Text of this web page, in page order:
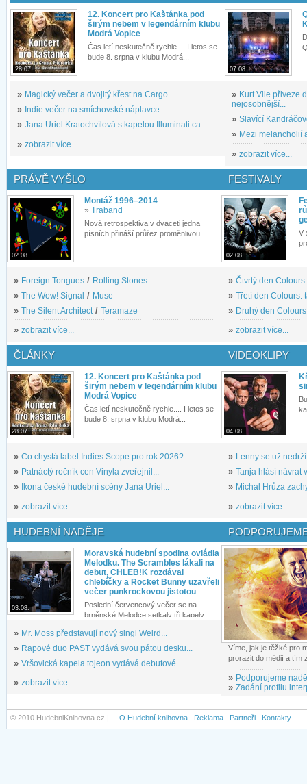
28.07.
12. Koncert pro Kaštánka pod
širým nebem v legendárním klubu
Modrá Vopice
Čas letí neskutečně rychle.... I letos se
bude 8. srpna v klubu Modrá...
» Magický večer a dvojitý křest na Cargo...
» Indie večer na smíchovské náplavce
» Jana Uriel Kratochvílová s kapelou Illuminati.ca...
» zobrazit více...
07.08.
» Kurt Vile přiveze
nejosobnější...
» Slavící
» Mezi melancholií
» zobrazit více...
PRÁVĚ VYŠLO
02.08.
Montáž 1996–2014
» Traband
Nová retrospektiva v dvaceti jedna
písních přináší průřez proměnlivou...
» Foreign Tongues / Rolling Stones
» The Wow! Signal / Muse
» The Silent Architect / Teramaze
» zobrazit více...
FESTIVALY
02.08.
V
» Čtvrtý den
» Třetí den Colours:
» Druhý den
» zobrazit více...
ČLÁNKY
28.07.
12. Koncert pro Kaštánka pod
širým nebem v legendárním klubu
Modrá Vopice
Čas letí neskutečně rychle.... I letos se
bude 8. srpna v klubu Modrá...
» Co chystá label Indies Scope pro rok 2026?
» Patnáctý ročník cen Vinyla zveřejnil...
»
Ikona české hudební scény Jana Uriel...
» zobrazit více...
VIDEOKLIPY
04.08.
» Lenny se už
» Tanja hlásí návrat
» Michal Hrůza
» zobrazit více...
HUDEBNÍ NADĚJE
03.08.
Moravská hudební spodina ovládla
Melodku. The Scrambles lákali na
debut, CHLEB!K rozdával
chlebíčky a Rocket Bunny uzavřeli
večer punkrockovou jistotou
Poslední červencový večer se na
brněnské Melodce setkaly tři kapely...
» Mr. Moss představují nový singl Weird...
» Rapové duo PAST vydává svou pátou desku...
» Vršovická kapela tojeon vydává debutové...
» zobrazit více...
Víme, jak je těžké pro
prorazit do médií a tím
» Podporujeme
» Zadání profilu
© 2010 HudebniKnihovna.cz | O Hudební knihovna Reklama Partneři Kontakty